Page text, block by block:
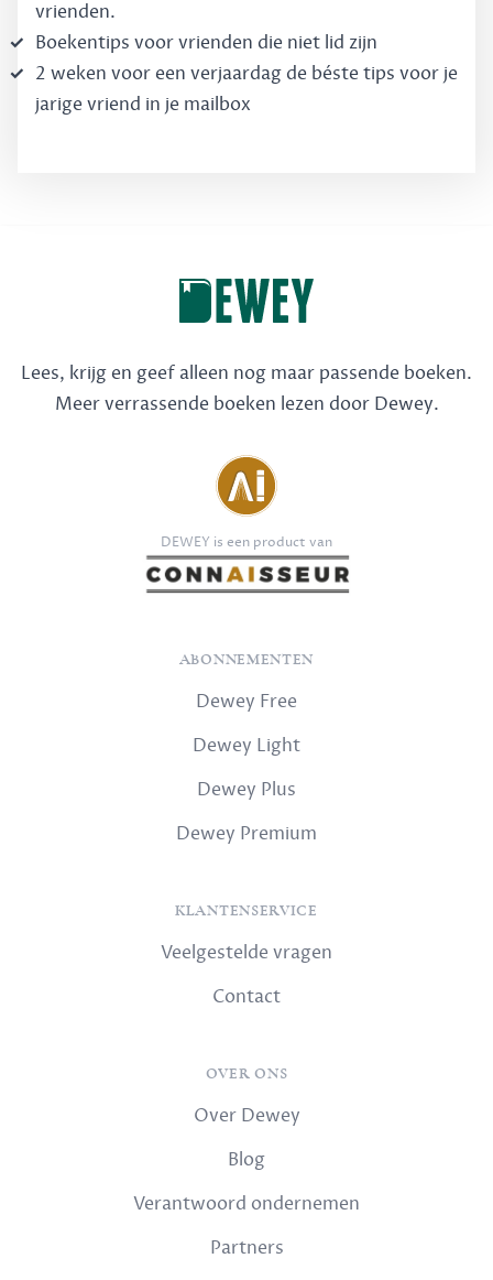
vrienden.
Boekentips voor vrienden die niet lid zijn
2 weken voor een verjaardag de béste tips voor je
jarige vriend in je mailbox
Lees, krijg en geef alleen nog maar passende boeken.
Meer verrassende boeken lezen door Dewey.
DEWEY is een product van
ABONNEMENTEN
Dewey Free
Dewey Light
Dewey Plus
Dewey Premium
KLANTENSERVICE
Veelgestelde vragen
Contact
OVER ONS
Over Dewey
Blog
Verantwoord ondernemen
Partners